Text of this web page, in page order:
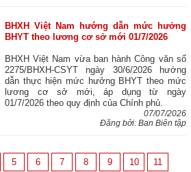
BHXH Việt Nam hướng dẫn mức hưởng
BHYT theo lương cơ sở mới 01/7/2026
BHXH Việt Nam vừa ban hành Công văn số
2275/BHXH-CSYT ngày 30/6/2026 hướng
dẫn thực hiện mức hưởng BHYT theo mức
lương cơ sở mới, áp dụng từ ngày
01/7/2026 theo quy định của Chính phủ.
07/07/2026
Đăng bởi: Ban Biên tập
5 6 7 8 9 10 11